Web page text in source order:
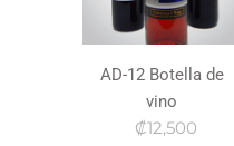
AD-12 Botella de
vino
₡12,500